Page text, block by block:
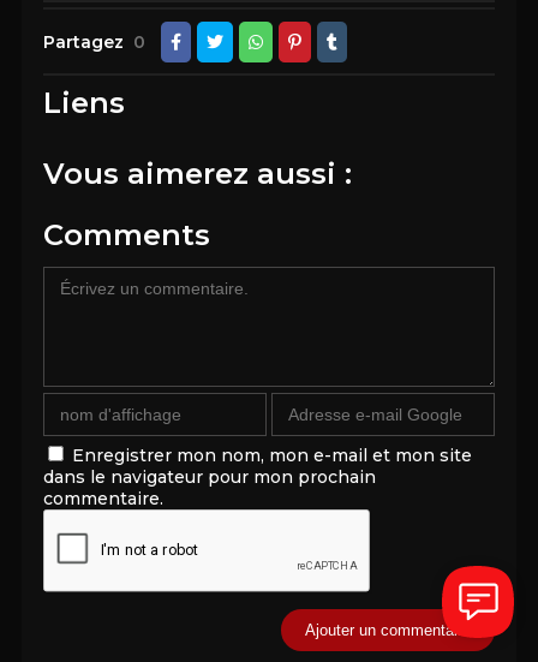
Partagez 0
Liens
Vous aimerez aussi :
Comments
Enregistrer mon nom, mon e-mail et mon site
dans le navigateur pour mon prochain
commentaire.